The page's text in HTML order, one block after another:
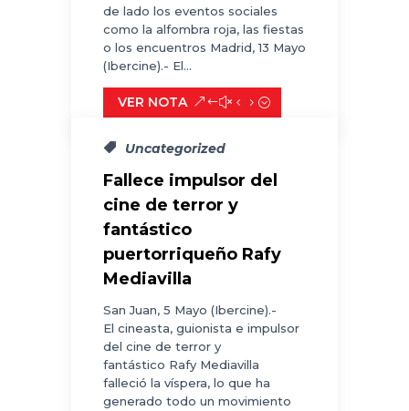
de lado los eventos sociales
como la alfombra roja, las fiestas
o los encuentros Madrid, 13 Mayo
(Ibercine).- El...
VER NOTA
Uncategorized
Fallece impulsor del
cine de terror y
fantástico
puertorriqueño Rafy
Mediavilla
San Juan, 5 Mayo (Ibercine).-
El cineasta, guionista e impulsor
del cine de terror y
fantástico Rafy Mediavilla
falleció la víspera, lo que ha
generado todo un movimiento